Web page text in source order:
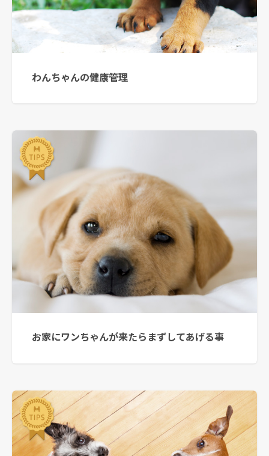
わんちゃんの健康管理
お家にワンちゃんが来たらまずしてあげる事